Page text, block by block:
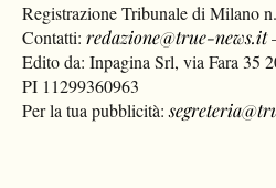
Registrazione Tribunale di Milano
Contatti:redazione@true-news.it
Edito da: Inpagina Srl, via Fara 35
PI 11299360963
Per la tua pubblicità: